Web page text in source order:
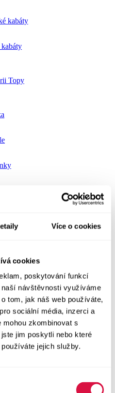
Více o cookies
cookies
poskytování funkcí
návštěvnosti využíváme
tom, jak náš web používáte,
sociální média, inzerci a
mohou zkombinovat s
jim poskytli nebo které
jejich služby.
kabáty
kabáty
Topy
Svetry a mikiny
Šaty a sukně